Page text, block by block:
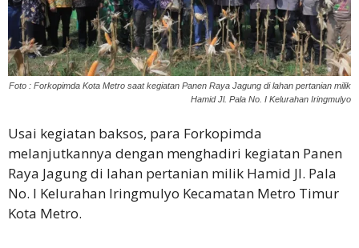
Foto : Forkopimda Kota Metro saat kegiatan Panen Raya Jagung di lahan pertanian milik
Hamid Jl. Pala No. I Kelurahan Iringmulyo
Usai kegiatan baksos, para Forkopimda
melanjutkannya dengan menghadiri kegiatan Panen
Raya Jagung di lahan pertanian milik Hamid Jl. Pala
No. I Kelurahan Iringmulyo Kecamatan Metro Timur
Kota Metro.